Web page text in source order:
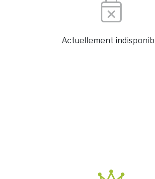
Actuellement